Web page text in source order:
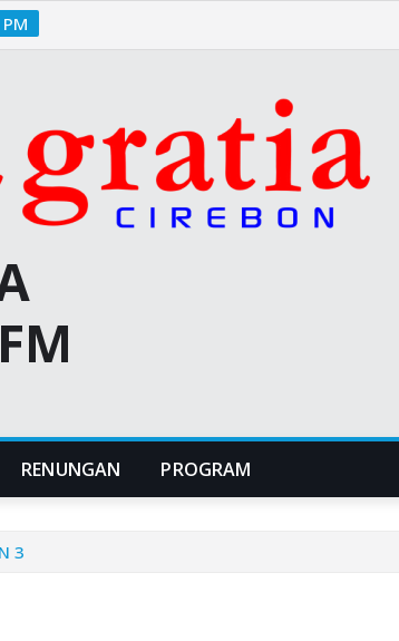
RENUNGAN PROGRAM
3